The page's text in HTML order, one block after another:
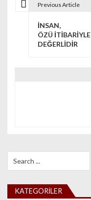
Previous Article
İNSAN,
ÖZÜ İTİBARİYLE
DEĞERLİDİR
KATEGORILER